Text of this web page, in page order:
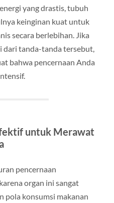
yang drastis, tubuh
keinginan kuat untuk
secara berlebihan. Jika
dari tanda-tanda tersebut,
bahwa pencernaan Anda
untuk Merawat
pencernaan
organ ini sangat
pola konsumsi makanan